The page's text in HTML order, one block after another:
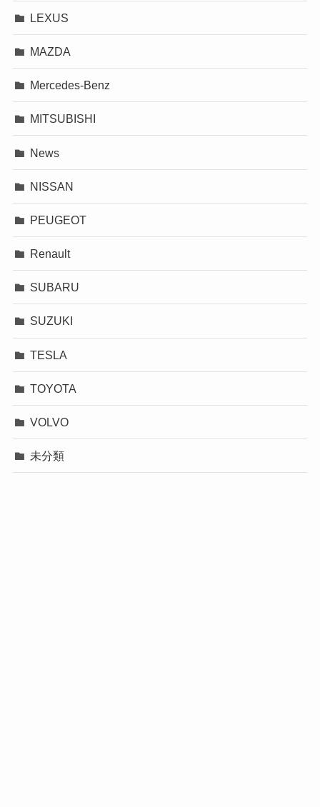
LEXUS
MAZDA
Mercedes-Benz
MITSUBISHI
News
NISSAN
PEUGEOT
Renault
SUBARU
SUZUKI
TESLA
TOYOTA
VOLVO
未分類